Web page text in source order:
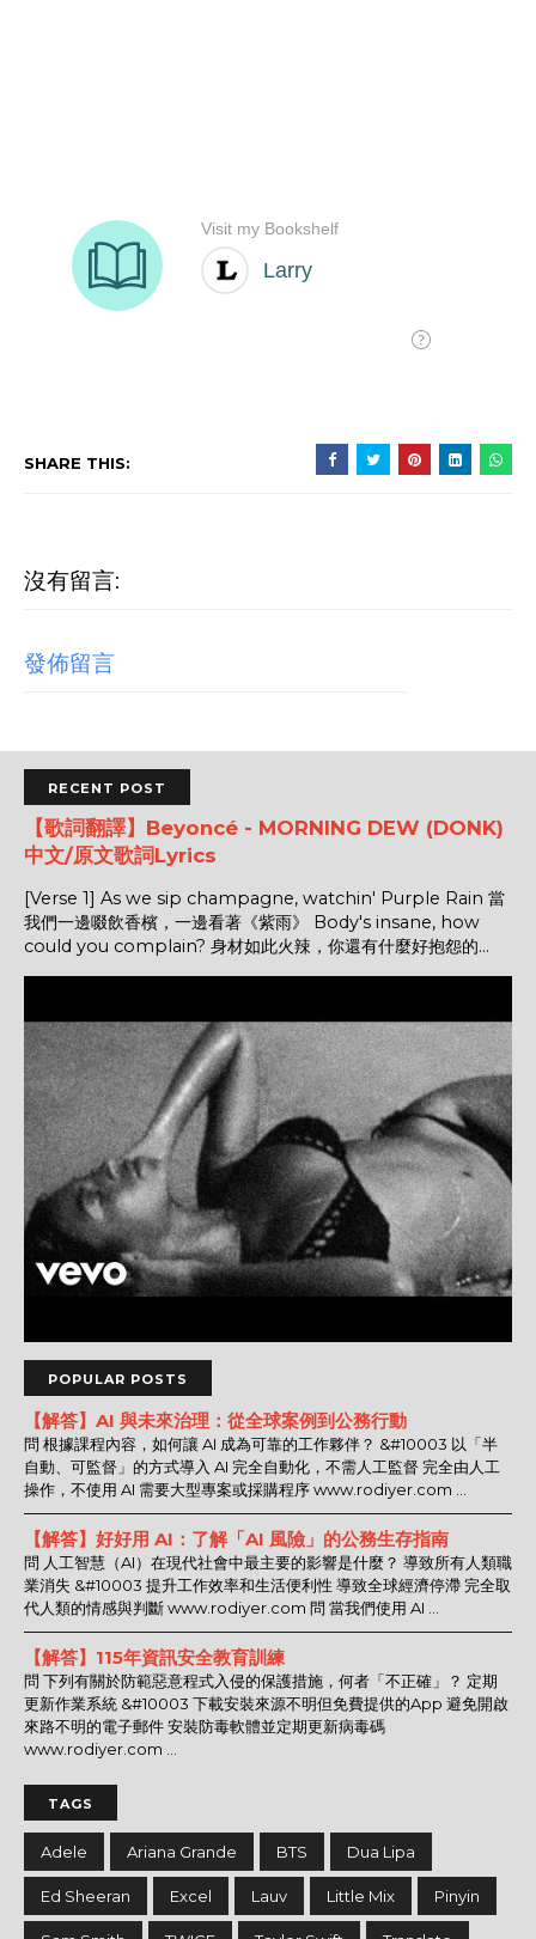
SHARE THIS:
沒有留言:
發佈留言
RECENT POST
【歌詞翻譯】Beyoncé - MORNING DEW (DONK)
中文/原文歌詞Lyrics
[Verse 1] As we sip champagne, watchin' Purple Rain 當
我們一邊啜飲香檳，一邊看著《紫雨》 Body's insane, how
could you complain? 身材如此火辣，你還有什麼好抱怨的...
POPULAR POSTS
【解答】AI 與未來治理：從全球案例到公務行動
問 根據課程內容，如何讓 AI 成為可靠的工作夥伴？ &#10003 以「半
自動、可監督」的方式導入 AI 完全自動化，不需人工監督 完全由人工
操作，不使用 AI 需要大型專案或採購程序 www.rodiyer.com ...
【解答】好好用 AI：了解「AI 風險」的公務生存指南
問 人工智慧（AI）在現代社會中最主要的影響是什麼？ 導致所有人類職
業消失 &#10003 提升工作效率和生活便利性 導致全球經濟停滯 完全取
代人類的情感與判斷 www.rodiyer.com 問 當我們使用 AI ...
【解答】115年資訊安全教育訓練
問 下列有關於防範惡意程式入侵的保護措施，何者「不正確」？ 定期
更新作業系統 &#10003 下載安裝來源不明但免費提供的App 避免開啟
來路不明的電子郵件 安裝防毒軟體並定期更新病毒碼
www.rodiyer.com ...
TAGS
Adele Ariana Grande BTS Dua Lipa
Ed Sheeran Excel Lauv Little Mix Pinyin